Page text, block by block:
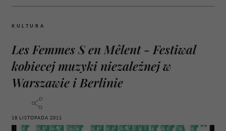
KULTURA
Les Femmes S en Mêlent - Festiwal
kobiecej muzyki niezależnej w
Warszawie i Berlinie
18 LISTOPADA 2011